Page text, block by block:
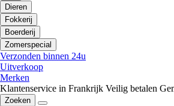
Dieren
Fokkerij
Boerderij
Zomerspecial
Verzonden binnen 24u
Uitverkoop
Merken
Klantenservice in Frankrijk Veilig betalen
Zoeken